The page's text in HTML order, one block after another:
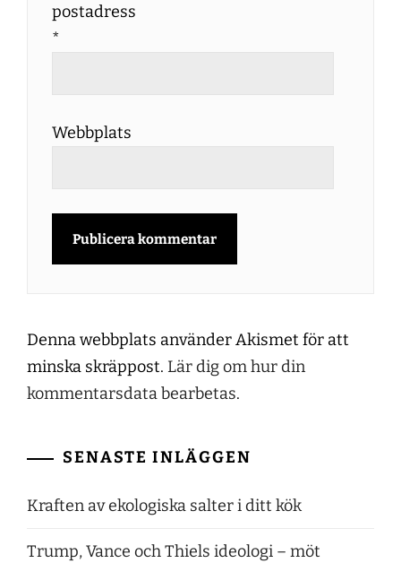
postadress
*
Webbplats
Denna webbplats använder Akismet för att
minska skräppost. Lär dig om hur din
kommentarsdata bearbetas.
SENASTE INLÄGGEN
Kraften av ekologiska salter i ditt kök
Trump, Vance och Thiels ideologi – möt